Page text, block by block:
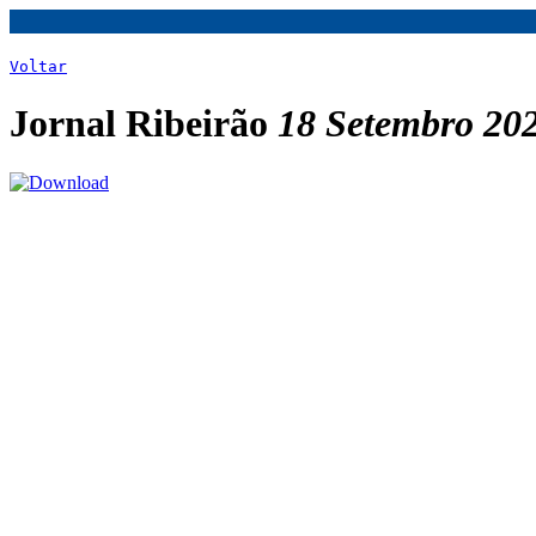
Voltar
Jornal Ribeirão 18 Setembro